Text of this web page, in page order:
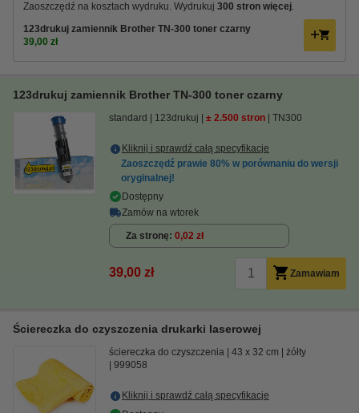
Zaoszczędź na kosztach wydruku. Wydrukuj 300 stron więcej.
123drukuj zamiennik Brother TN-300 toner czarny
39,00 zł
123drukuj zamiennik Brother TN-300 toner czarny
standard 123drukuj ± 2.500 stron TN300
Kliknij i sprawdź całą specyfikacje
Zaoszczędź prawie 80% w porównaniu do wersji
oryginalnej!
Dostępny
Zamów na wtorek
Za stronę 0,02 zł
39,00 zł Zamawiam
Ściereczka do czyszczenia drukarki laserowej
ściereczka do czyszczenia 43 x 32 cm
żółty
999058
Kliknij i sprawdź całą specyfikacje